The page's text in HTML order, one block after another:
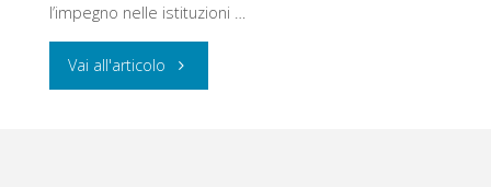
l’impegno nelle istituzioni …
Vai all'articolo "Lo